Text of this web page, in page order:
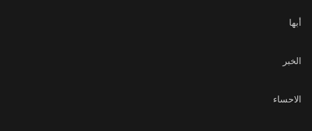
أبها
الخبر
الاحساء